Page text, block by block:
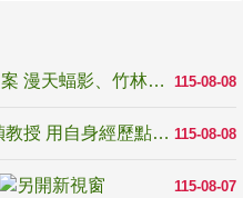
115-08-08
青年壯遊點精選夏夜限定避暑提案 漫天蝠影、竹林尋蛙、茶香夜觀 邀青年暮色出發
115-08-08
教育家人物典範 發明大王林永禎教授 用自身經歷點亮學生的路
115-08-07